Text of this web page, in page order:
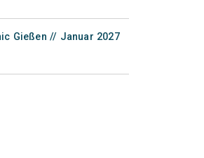
Gießen // Januar 2027